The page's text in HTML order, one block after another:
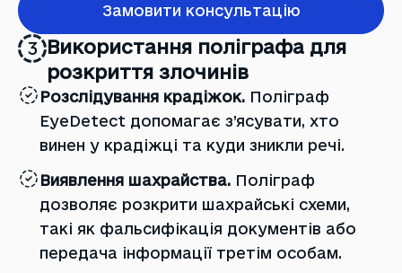
Замовити консультацію
3 Використання поліграфа для
розкриття злочинів
Розслідування крадіжок. Поліграф
EyeDetect допомагає з’ясувати, хто
винен у крадіжці та куди зникли речі.
Виявлення шахрайства. Поліграф
дозволяє розкрити шахрайські схеми,
такі як фальсифікація документів або
передача інформації третім особам.